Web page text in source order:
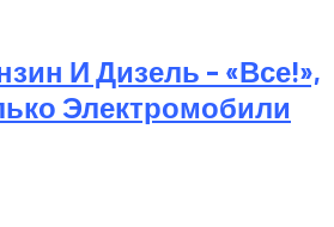
И Дизель – «все!»,
Электромобили